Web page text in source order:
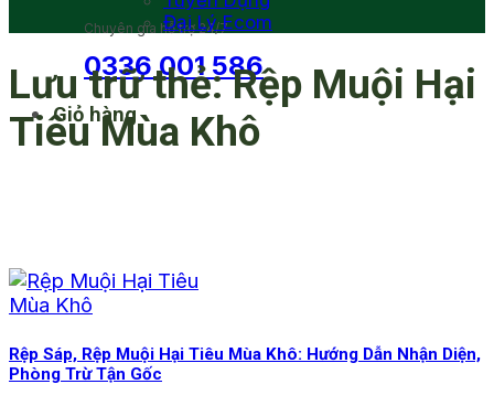
Chuyên gia hỗ trợ 24/7
0336 001 586
Giỏ hàng
Đại Lý Ecom
Lưu trữ thẻ:Rệp Muội Hại
Tiêu Mùa Khô
Rệp Sáp, Rệp Muội Hại Tiêu Mùa Khô: Hướng Dẫn Nhận Diện,
Phòng Trừ Tận Gốc